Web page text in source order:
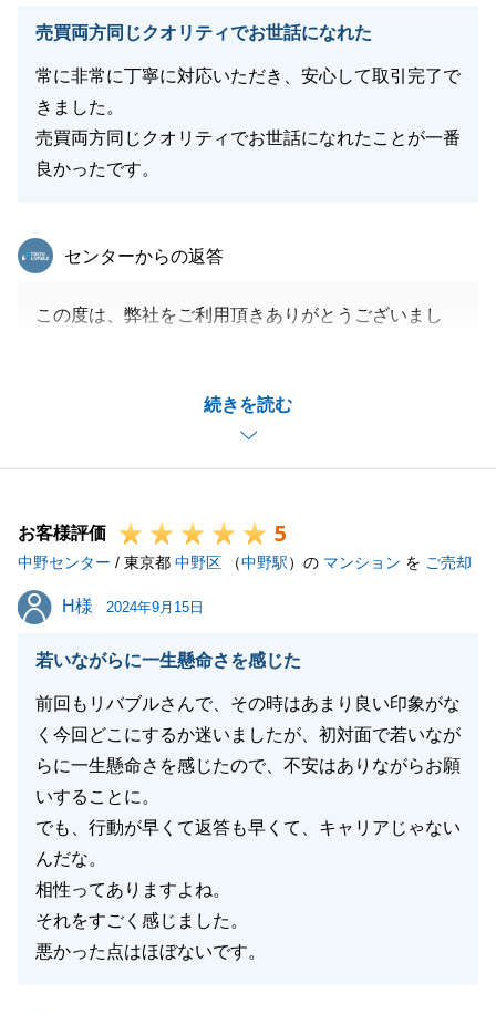
閉じる
売買両方同じクオリティでお世話になれた
常に非常に丁寧に対応いただき、安心して取引完了で
きました。
売買両方同じクオリティでお世話になれたことが一番
良かったです。
続きを読む
東急リバブル
センターからの返答
この度は、弊社をご利用頂きありがとうございまし
もったいなきお言葉恐縮でございます。
当初お問い合わせ頂いてから約５か月という期間でご
ざいましたが、無事にお住み替えを終えることができ
でございます。お忙しいところありがとうございまし
た。
また何かお困りのことがございましたら、お気軽にご
相談くださいませ。
改めましてこの度は、弊社をご利用頂きありがとうご
今後とも東急リバブルをご愛顧のほどよろしくお願い
いたします。
お客様評価 5
中野センター / 東京都 中野区 （中野駅）の マンション を ご売却
H様
H様 2024年9月15日
若いながらに一生懸命さを感じた
前回もリバブルさんで、その時はあまり良い印象がな
く今回どこにするか迷いましたが、初対面で若いなが
らに一生懸命さを感じたので、不安はありながらお願
いすることに。
でも、行動が早くて返答も早くて、キャリアじゃない
んだな。
相性ってありますよね。
それをすごく感じました。
悪かった点はほぼないです。